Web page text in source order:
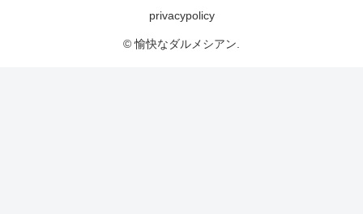
privacypolicy
© 愉快なダルメシアン.